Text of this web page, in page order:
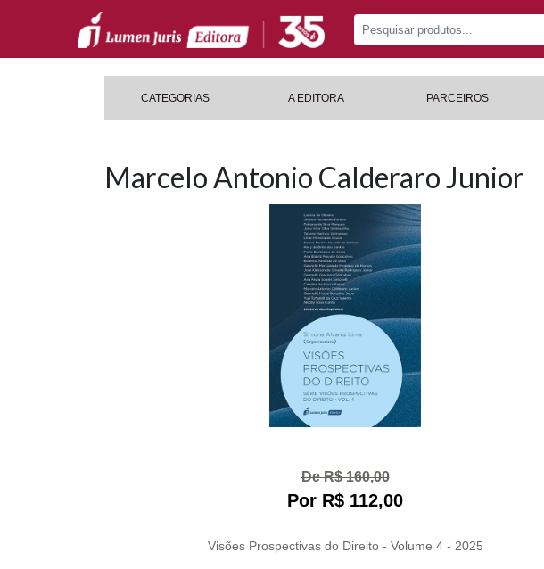
CATEGORIAS A EDITORA PARCEIROS
Marcelo Antonio Calderaro Junior
De R$ 160,00
Por R$ 112,00
Visões Prospectivas do Direito - Volume 4 - 2025